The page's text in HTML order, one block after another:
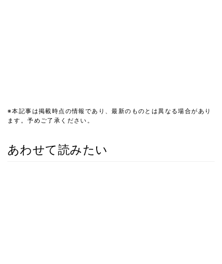
※本記事は掲載時点の情報であり、最新のものとは異なる場合があり
ます。予めご了承ください。
あわせて読みたい